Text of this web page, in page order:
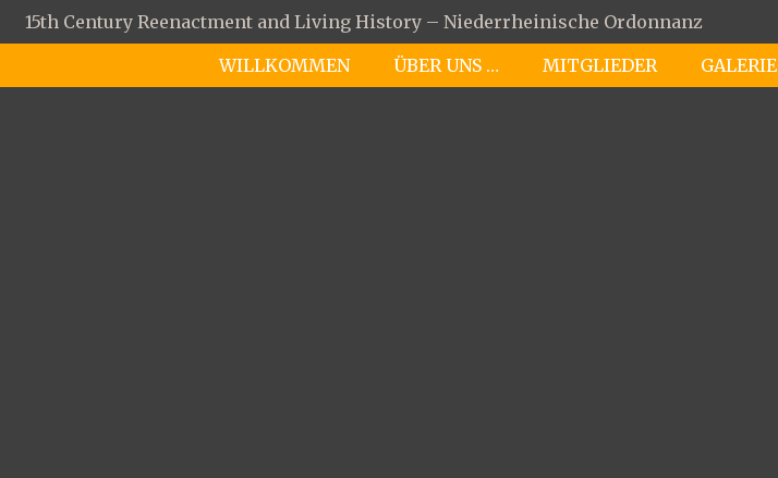
15th Century Reenactment and Living History – Niederrheinische Ordonnanz
WILLKOMMEN
ÜBER UNS … MITGLIEDER GALERIE